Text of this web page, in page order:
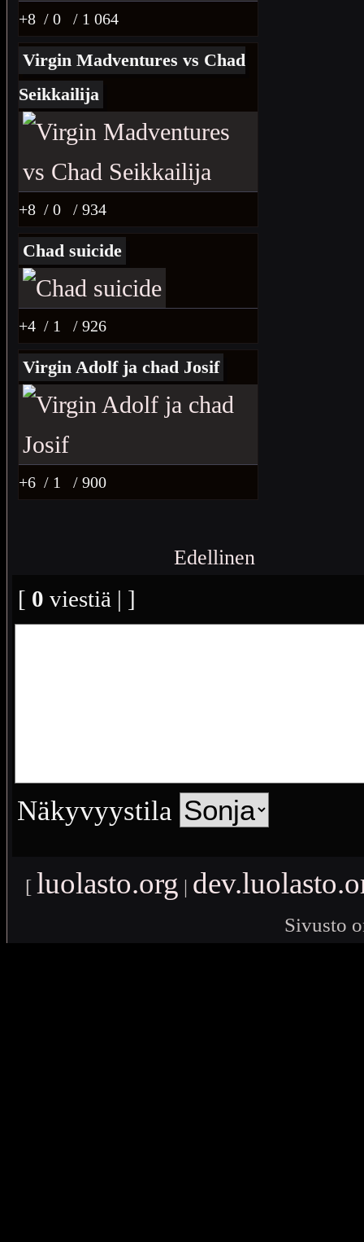
+8 / 0 / 1 064
Virgin Madventures vs Chad
Seikkailija
+8 / 0 / 934
Chad suicide
+4 / 1 / 926
Virgin Adolf ja chad Josif
+6 / 1 / 900
Edellinen
[ 0 viestiä | ]
Näkyvyystila
[ luolasto.org |
Sivusto